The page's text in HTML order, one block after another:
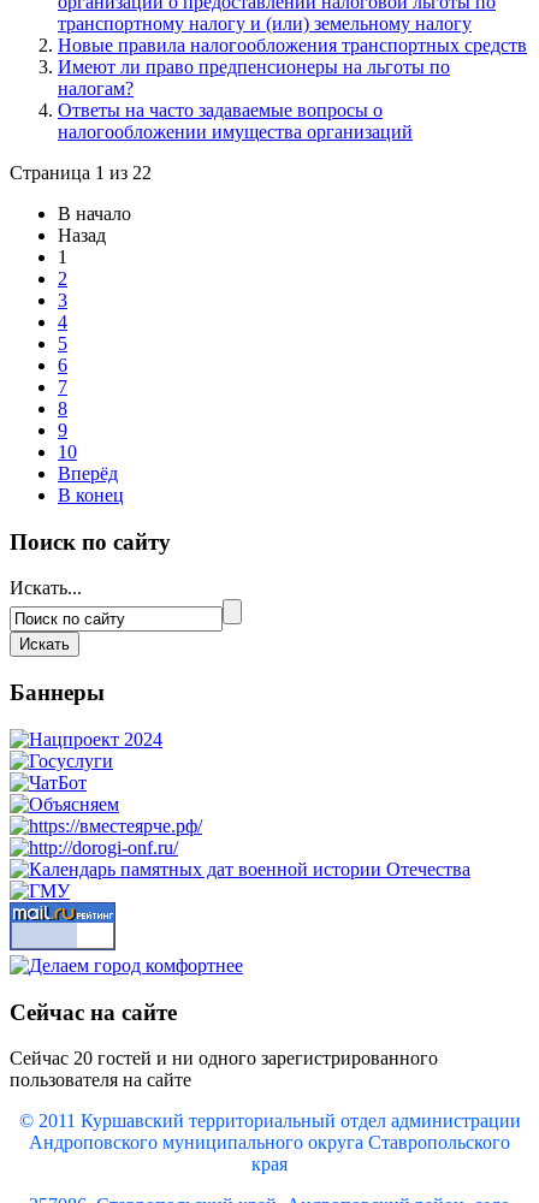
транспортному налогу и (или) земельному налогу
Новые правила налогообложения транспортных средств
Имеют ли право предпенсионеры на льготы по
налогам?
Ответы на часто задаваемые вопросы о
налогообложении имущества организаций
Страница 1 из 22
В начало
Назад
1
2
3
4
5
6
7
8
9
10
Вперёд
В конец
Поиск по сайту
Искать...
Баннеры
Сейчас на сайте
Сейчас 20 гостей и ни одного зарегистрированного
пользователя на сайте
© 2011 Куршавский территориальный отдел администрации
Андроповского муниципального округа Ставропольского
края